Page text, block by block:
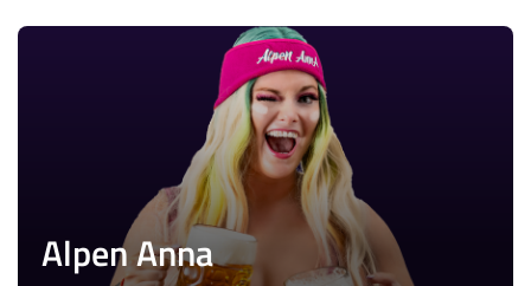
Alpen Anna